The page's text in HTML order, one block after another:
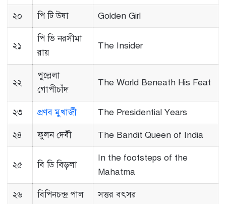
২০ পি টি উষা Golden Girl
২১
পি ভি নরসীমা
রায়
The Insider
২২
পুল্লেলা
গোপীচাঁদ
The World Beneath His Feat
২৩ প্রণব মুখার্জী The Presidential Years
২৪ ফুলন দেবী The Bandit Queen of India
২৫ বি ডি বিড়লা
In the footsteps of the
Mahatma
২৬ বিপিনচন্দ্র পাল সত্তর বৎসর